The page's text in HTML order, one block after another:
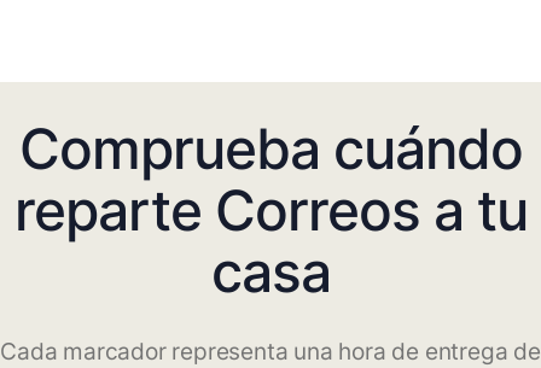
Comprueba cuándo
reparte Correos a tu
casa
Cada marcador representa una hora de entrega de